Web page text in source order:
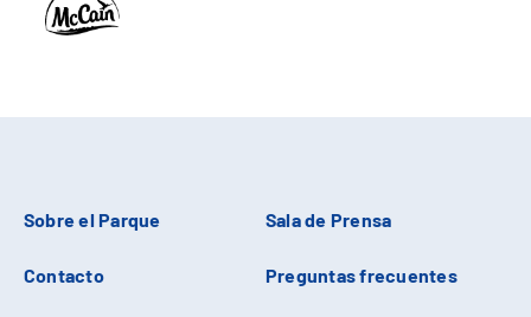
Sobre el Parque Sala de Prensa
Contacto Preguntas frecuentes